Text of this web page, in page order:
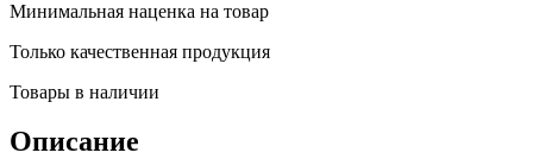
Минимальная наценка на товар
Только качественная продукция
Товары в наличии
Описание